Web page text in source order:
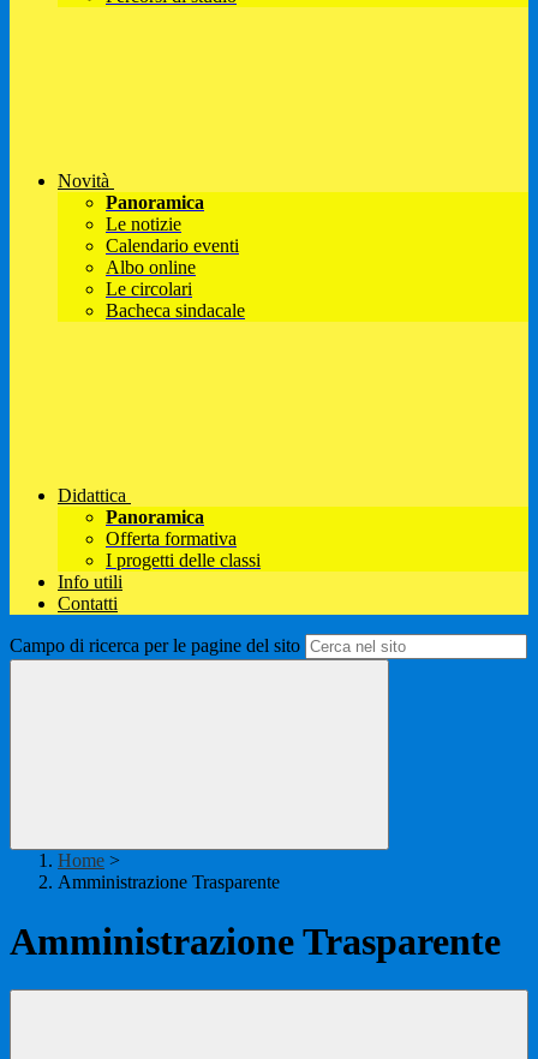
Novità
Panoramica
Le notizie
Calendario eventi
Albo online
Le circolari
Bacheca sindacale
Didattica
Panoramica
Offerta formativa
I progetti delle classi
Info utili
Contatti
Campo di ricerca per le pagine del sito
Home >
Amministrazione Trasparente
Amministrazione Trasparente